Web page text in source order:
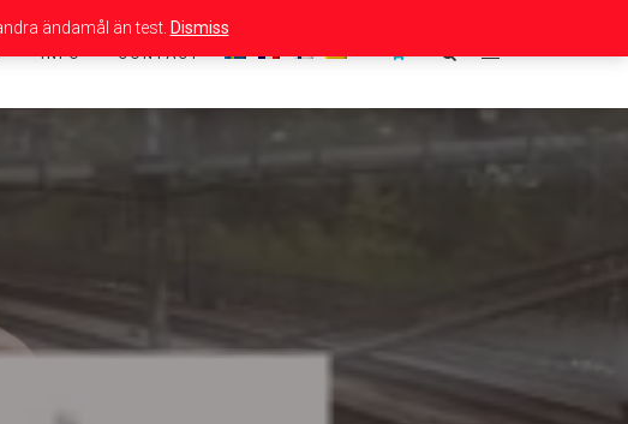
INFO CONTACT
ändamål än test. Dismiss